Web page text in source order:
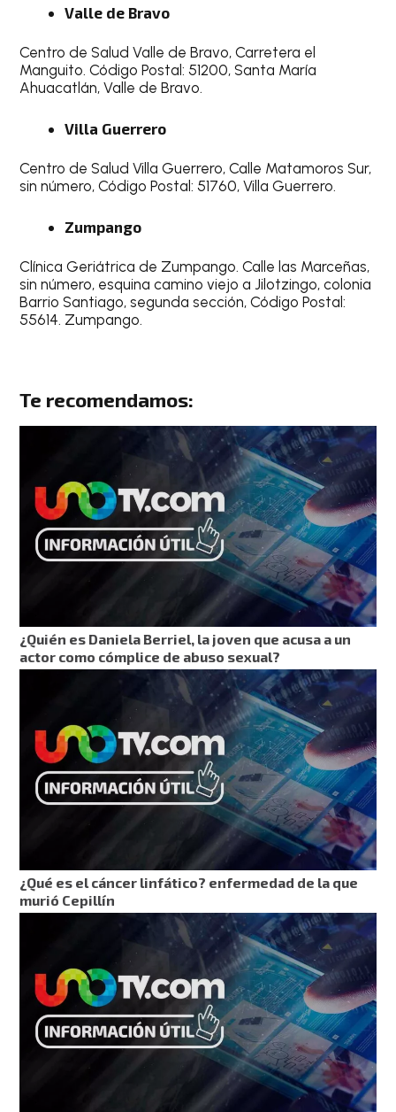
Valle de Bravo
Centro de Salud Valle de Bravo, Carretera el
Manguito. Código Postal: 51200, Santa María
Ahuacatlán, Valle de Bravo.
Villa Guerrero
Centro de Salud Villa Guerrero, Calle Matamoros Sur,
sin número, Código Postal: 51760, Villa Guerrero.
Zumpango
Clínica Geriátrica de Zumpango. Calle las Marceñas,
sin número, esquina camino viejo a Jilotzingo, colonia
Barrio Santiago, segunda sección, Código Postal:
55614. Zumpango.
Te recomendamos:
¿Quién es Daniela Berriel, la joven que acusa a un
actor como cómplice de abuso sexual?
¿Qué es el cáncer linfático? enfermedad de la que
murió Cepillín